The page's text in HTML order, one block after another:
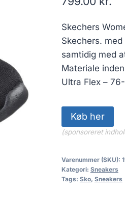
Skechers
Skechers.
samtidig med
Materiale
Ultra Flex –
Køb her
(sponsoreret
Varenummer (SKU):
Kategori: Sneakers
Tags: Sko, Sneakers